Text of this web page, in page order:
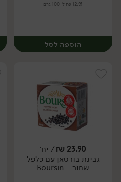
12.95 ₪ ל-100 גרם
הוספה לסל
23.90
₪/ יח׳
גבינת בורסאן עם פלפל
שחור - Boursin